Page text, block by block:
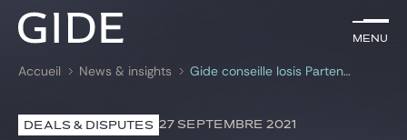
Menu
Rechercher par mots-clés
Menu
Accueil News & insights Gide conseille Iosis Partenaires dans le cadre des négociations exclusives liées à l’entrée de Tikehau au capital d’Egis
DEALS & DISPUTES 27 SEPTEMBRE 2021